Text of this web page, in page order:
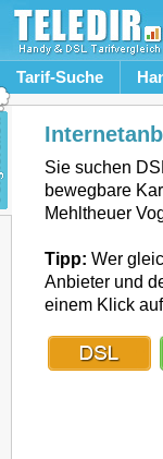
Tarif-Suche
Sie suchen
bewegbare
Mehltheuer
Tipp: Wer
Anbieter und
einem Klick